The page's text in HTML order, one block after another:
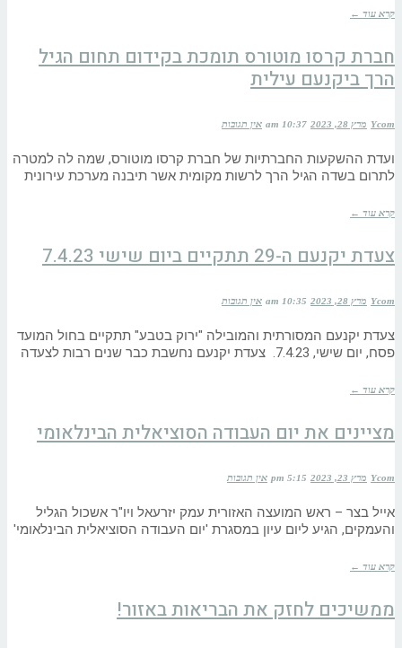
קרא עוד ←
חברת קרסו מוטורס תומכת בקידום תחום הגיל
הרך ביקנעם עילית
Ycom מרץ 28, 2023 10:37 am אין תגובות
ועדת ההשקעות החברתיות של חברת קרסו מוטורס, שמה לה למטרה
לתרום בשדה הגיל הרך לרשות מקומית אשר תיבנה מערכת עירונית
קרא עוד ←
צעדת יקנעם ה-29 תתקיים ביום שישי 7.4.23
Ycom מרץ 28, 2023 10:35 am אין תגובות
צעדת יקנעם המסורתית והמובילה "ירוק בטבע" תתקיים בחול המועד
פסח, יום שישי, 7.4.23. צעדת יקנעם נחשבת כבר שנים רבות לצעדה
קרא עוד ←
מציינים את יום העבודה הסוציאלית הבינלאומי
Ycom מרץ 23, 2023 5:15 pm אין תגובות
אייל בצר – ראש המועצה האזורית עמק יזרעאל ויו"ר אשכול הגליל
והעמקים, הגיע ליום עיון במסגרת 'יום העבודה הסוציאלית הבינלאומי'
קרא עוד ←
ממשיכים לחזק את הבריאות באזור!